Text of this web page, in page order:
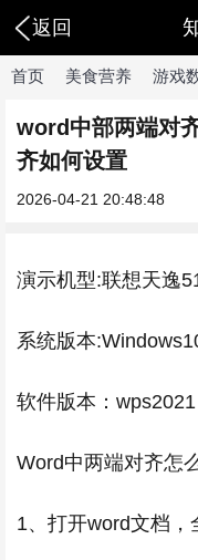
返回
首页 美食营养 游戏
word中部两端对
齐如何设置
2026-04-21 20:48:48
演示机型:联想天逸
系统版本
软件版本：wps2021
Word中两端对齐怎
1、打开word文档，